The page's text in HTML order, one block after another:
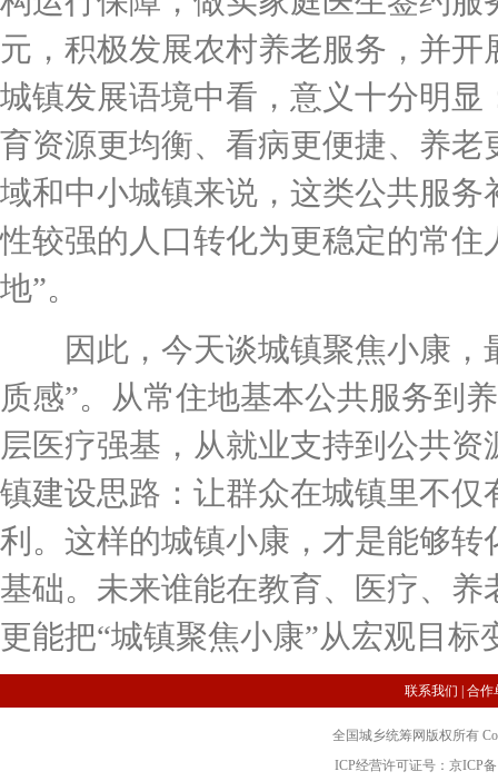
元，积极发展农村养老服务，并
城镇发展语境中看，意义十分明
育资源更均衡、看病更便捷、养
域和中小城镇来说，这类公共服
性较强的人口转化为更稳定的常住
地”。
因此，今天谈城镇聚焦小康，
质感”。从常住地基本公共服务到
层医疗强基，从就业支持到公共
镇建设思路：让群众在城镇里不
利。这样的城镇小康，才是能够
基础。未来谁能在教育、医疗、
更能把“城镇聚焦小康”从宏观目
联系我们 合作
全国城乡统筹网版权所有
ICP经营许可证号：京ICP备